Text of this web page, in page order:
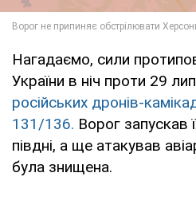
Нагадаємо, сили
України в ніч проти 29
російських дронів-
131/136. Ворог запускав
півдні, а ще атакував
була знищена.